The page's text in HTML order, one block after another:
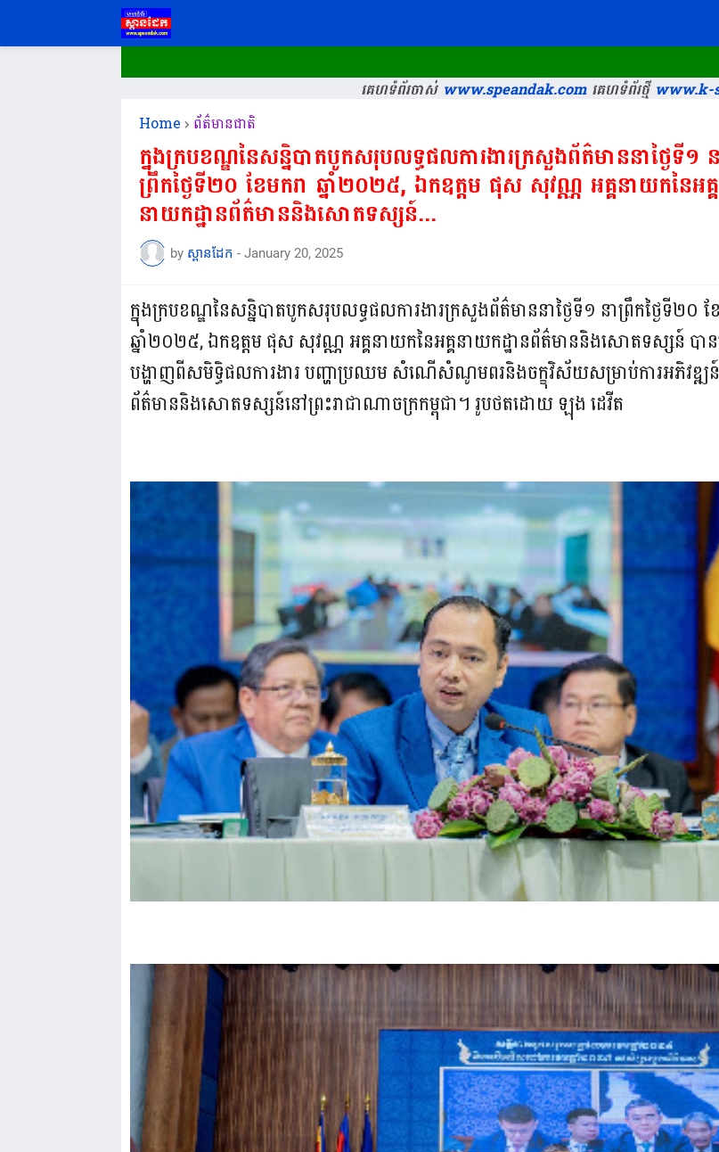
គេហទំព័រចាស់www.speandak.comគេហទំព័រថ្មីwww.k-
Home ព័ត៌មានជាតិ
ក្នុងក្របខណ្ឌនៃសន្និបាតបូកសរុបលទ្ធផលការងារក្រសួងព័ត៌មាននាថ្ងៃទី១
ព្រឹកថ្ងៃទី២០ ខែមករា ឆ្នាំ២០២៥, ឯកឧត្តម ផុស សុវណ្ណ អគ្គនាយកនៃអគ្គ
នាយកដ្ឋានព័ត៌មាននិងសោតទស្សន៍...
by ស្ពានដែក - January 20, 2025
ក្នុងក្របខណ្ឌនៃសន្និបាតបូកសរុបលទ្ធផលការងារក្រសួងព័ត៌មាននាថ្ងៃទី១ នាព្រឹកថ្ងៃទី២០ ខ
ឆ្នាំ២០២៥, ឯកឧត្តម ផុស សុវណ្ណ អគ្គនាយកនៃអគ្គនាយកដ្ឋានព័ត៌មាននិងសោតទស្សន៍ បាន
បង្ហាញពីសមិទ្ធិផលការងារ បញ្ហាប្រឈម សំណើសំណូមពរនិងចក្ខុវិស័យសម្រាប់ការអភិវឌ្
ព័ត៌មាននិងសោតទស្សន៍នៅព្រះរាជាណាចក្រកម្ពុជា។ រូបថតដោយ ឡុង ដេវីត